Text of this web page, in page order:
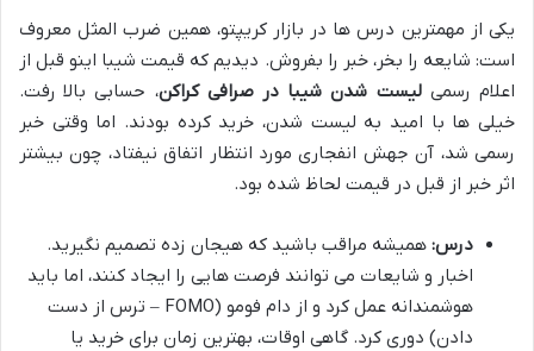
یکی از مهمترین درس ها در بازار کریپتو، همین ضرب المثل معروف
است: شایعه را بخر، خبر را بفروش. دیدیم که قیمت شیبا اینو قبل از
اعلام رسمیلیست شدن شیبا در صرافی کراکن، حسابی بالا رفت.
خیلی ها با امید به لیست شدن، خرید کرده بودند. اما وقتی خبر
رسمی شد، آن جهش انفجاری مورد انتظار اتفاق نیفتاد، چون بیشتر
اثر خبر از قبل در قیمت لحاظ شده بود.
درس: همیشه مراقب باشید که هیجان زده تصمیم نگیرید.
اخبار و شایعات می توانند فرصت هایی را ایجاد کنند، اما باید
هوشمندانه عمل کرد و از دام فومو (FOMO – ترس از دست
دادن) دوری کرد. گاهی اوقات، بهترین زمان برای خرید یا